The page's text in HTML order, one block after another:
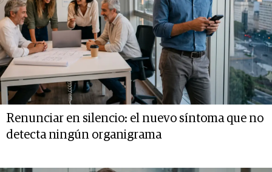
Renunciar en silencio: el nuevo síntoma que no
detecta ningún organigrama